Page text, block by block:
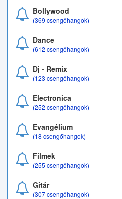
Bollywood
(369 csengőhangok)
Dance
(612 csengőhangok)
Dj - Remix
(123 csengőhangok)
Electronica
(252 csengőhangok)
Evangélium
(18 csengőhangok)
Filmek
(255 csengőhangok)
Gitár
(307 csengőhangok)